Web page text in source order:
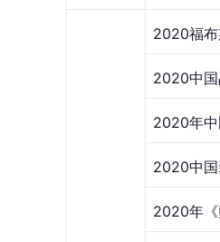
2020福
2020中
2020年
2020中
2020年